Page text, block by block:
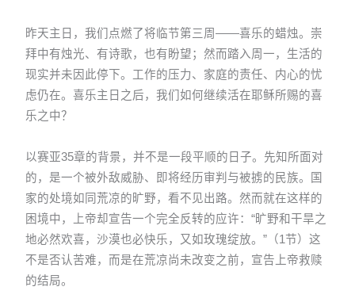
昨天主日，我们点燃了将临节第三周——喜乐的蜡烛。崇
拜中有烛光、有诗歌，也有盼望；然而踏入周一，生活的
现实并未因此停下。工作的压力、家庭的责任、内心的忧
虑仍在。喜乐主日之后，我们如何继续活在耶稣所赐的喜
乐之中？
以赛亚35章的背景，并不是一段平顺的日子。先知所面对
的，是一个被外敌威胁、即将经历审判与被掳的民族。国
家的处境如同荒凉的旷野，看不见出路。然而就在这样的
困境中，上帝却宣告一个完全反转的应许：“旷野和干旱之
地必然欢喜，沙漠也必快乐，又如玫瑰绽放。”（1节）这
不是否认苦难，而是在荒凉尚未改变之前，宣告上帝救赎
的结局。